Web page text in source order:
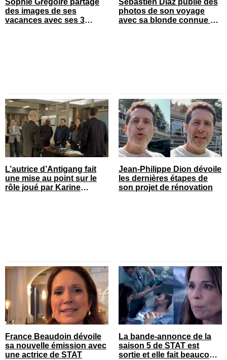
Sophie Grégoire partage
des images de ses
vacances avec ses 3
Sébastien Diaz publie des
photos de son voyage
avec sa blonde connue en
L’autrice d’Antigang fait
une mise au point sur le
rôle joué par Karine
Jean-Philippe Dion dévoile
les dernières étapes de
son projet de rénovation
France Beaudoin dévoile
sa nouvelle émission avec
une actrice de STAT
La bande-annonce de la
saison 5 de STAT est
sortie et elle fait beaucoup